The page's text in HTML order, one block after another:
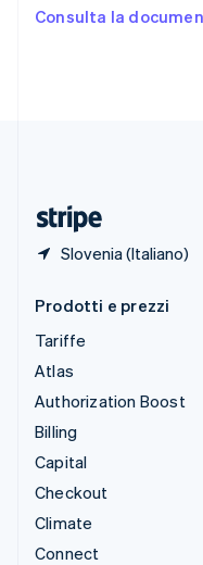
Consulta la
Slovenia (Italiano)
English Español简体中
Prodotti e prezzi
Tariffe
Atlas
Authorization Boost
Billing
Capital
Checkout
Climate
Connect